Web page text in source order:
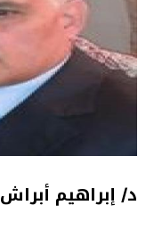
د/ إبراهيم أبراش